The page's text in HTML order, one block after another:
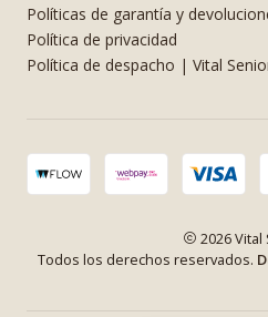
Políticas de garantía y
Política de privacidad
Política de despacho | Vital
2026 Vital
Todos los derechos reservados.